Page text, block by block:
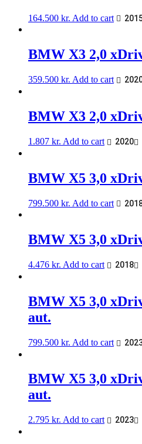
164.500 kr. Add to cart
BMW X3 2,0
359.500 kr. Add to cart
BMW X3 2,0
1.807 kr. Add to cart 2020
BMW X5 3,0
799.500 kr. Add to cart
BMW X5 3,0
4.476 kr. Add to cart 2018
BMW X5 3,0
aut.
799.500 kr. Add to cart
BMW X5 3,0
aut.
2.795 kr. Add to cart 2023